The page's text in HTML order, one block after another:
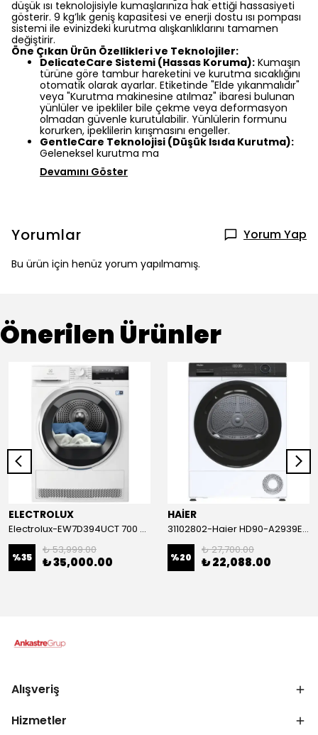
düşük ısı teknolojisiyle kumaşlarınıza hak ettiği hassasiyeti
gösterir. 9 kg’lık geniş kapasitesi ve enerji dostu ısı pompası
sistemi ile evinizdeki kurutma alışkanlıklarını tamamen
değiştirir.
Öne Çıkan Ürün Özellikleri ve Teknolojiler:
DelicateCare Sistemi (Hassas Koruma): Kumaşın
türüne göre tambur hareketini ve kurutma sıcaklığını
otomatik olarak ayarlar. Etiketinde "Elde yıkanmalıdır"
veya "Kurutma makinesine atılmaz" ibaresi bulunan
yünlüler ve ipekliler bile çekme veya deformasyon
olmadan güvenle kurutulabilir. Yünlülerin formunu
korurken, ipeklilerin kırışmasını engeller.
GentleCare Teknolojisi (Düşük Isıda Kurutma):
Geleneksel kurutma ma
Devamını Göster
Yorumlar Yorum Yap
Bu ürün için henüz yorum yapılmamış.
Önerilen Ürünler
ELECTROLUX
Electrolux-EW7D394UCT 700 Serisi DelicateCare 9 kg A+++ Inverter Wi-Fi Kurutma Makinesi
%35
₺ 53,999.00
₺ 35,000.00
HAİER
31102802-Haier HD90-A2939E-TR 9 Kg Isı Pompalı Kurutma Makinası
%20
₺ 27,700.00
₺ 22,088.00
Alışveriş
Hizmetler